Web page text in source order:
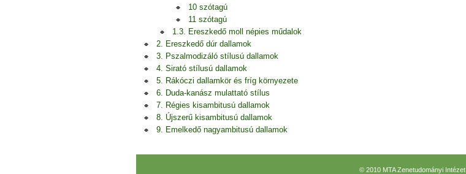
10 szótagú
11 szótagú
1.3. Ereszkedő moll népies műdalok
2. Ereszkedő dúr dallamok
3. Pszalmodizáló stílusú dallamok
4. Sirató stílusú dallamok
5. Rákóczi dallamkör és fríg környezete
6. Duda-kanász mulattató stílus
7. Régies kisambitusú dallamok
8. Újszerű kisambitusú dallamok
9. Emelkedő nagyambitusú dallamok
© 2010 MTA Zenetudományi Intézet